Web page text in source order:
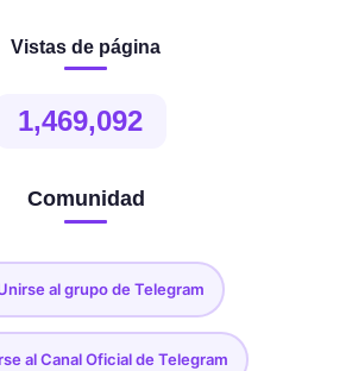
Vistas de página
1,469,092
Comunidad
al grupo de Telegram
al Canal Oficial de Telegram